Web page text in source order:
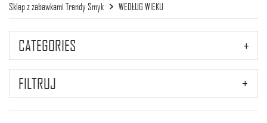
Sklep z zabawkami Trendy Smyk WEDŁUG WIEKU
CATEGORIES
FILTRUJ